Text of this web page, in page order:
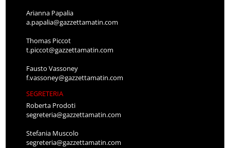
Arianna Papalia
a.papalia@gazzettamatin.com
Thomas Piccot
t.piccot@gazzettamatin.com
Fausto Vassoney
f.vassoney@gazzettamatin.com
SEGRETERIA
Roberta Prodoti
segreteria@gazzettamatin.com
Stefania Muscolo
segreteria@gazzettamatin.com